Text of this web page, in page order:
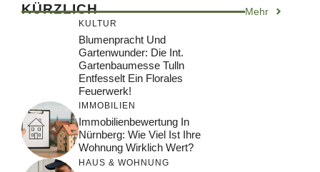
KÜRZLICH Mehr
KULTUR
Blumenpracht Und
Gartenwunder: Die Int.
Gartenbaumesse Tulln
Entfesselt Ein Florales
Feuerwerk!
IMMOBILIEN
Immobilienbewertung In
Nürnberg: Wie Viel Ist Ihre
Wohnung Wirklich Wert?
HAUS & WOHNUNG